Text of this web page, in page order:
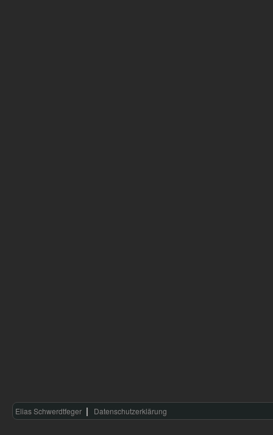
Elias Schwerdtfeger Datenschutzerklärung